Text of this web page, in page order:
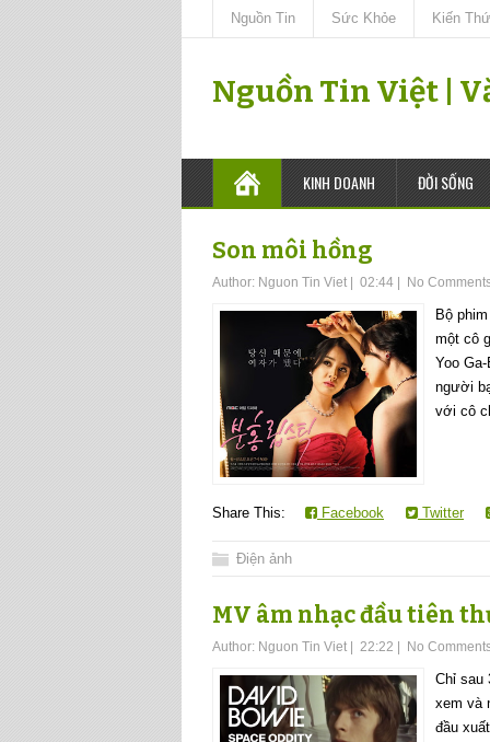
Nguồn Tin Sức Khỏe Kiến
Nguồn Tin Việt |
KINH DOANH ĐỜI SỐNG
Son môi hồng
Author: Nguon Tin Viet 02:44 No
Bộ
một cô
Yoo
người
với cô
Share This: Facebook Twitter
Điện ảnh
MV âm nhạc đầu tiên
Author: Nguon Tin Viet 22:22 No
Chỉ sau
xem và
đầu